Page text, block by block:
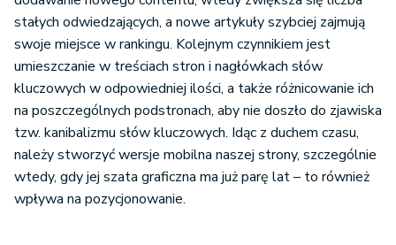
stałych odwiedzających, a nowe artykuły szybciej zajmują
swoje miejsce w rankingu. Kolejnym czynnikiem jest
umieszczanie w treściach stron i nagłówkach słów
kluczowych w odpowiedniej ilości, a także różnicowanie ich
na poszczególnych podstronach, aby nie doszło do zjawiska
tzw. kanibalizmu słów kluczowych. Idąc z duchem czasu,
należy stworzyć wersje mobilna naszej strony, szczególnie
wtedy, gdy jej szata graficzna ma już parę lat – to również
wpływa na pozycjonowanie.